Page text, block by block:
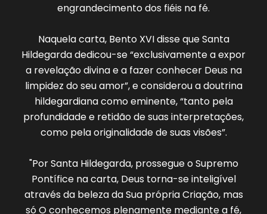
engrandecimento dos fiéis na fé.
Naquela carta, Bento XVI disse que Santa
Hildegarda dedicou-se “exclusivamente a expor
a revelação divina e a fazer conhecer Deus na
limpidez do seu amor”, e considerou a doutrina
hildegardiana como eminente, “tanto pela
profundidade e retidão de suas interpretações,
como pela originalidade de suas visões”.
"Por Santa Hildegarda, prossegue o Supremo
Pontífice na carta, Deus torna-se inteligível
através da beleza da Sua própria Criação, mas
só O conhecemos plenamente mediante a fé,